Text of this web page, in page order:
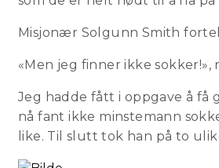
Misjonær Solgunn Smith
«Men jeg finner ikke
Jeg hadde fått i oppgave å
nå fant ikke minstemann
like. Til slutt tok han på to